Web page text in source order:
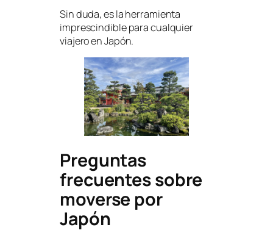
Sin duda, es la herramienta
imprescindible para cualquier
viajero en Japón.
Preguntas
frecuentes sobre
moverse por
Japón